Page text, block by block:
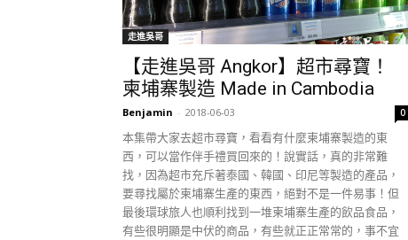
走進吳哥
【走進吳哥 Angkor】超市尋寶！
柬埔寨製造 Made in Cambodia
Benjamin - 2018-06-03 0
本集帶大家去超市尋寶，看看有什麼柬埔寨製造的東
西，可以當作伴手禮買回來的！說實話，真的非常難
找，因為超市充斥著泰國、韓國、印尼等製造的產品，
要尋找屬於柬埔寨生產的東西，絕對不是一件易事！但
最後環球旅人也順利找到一堆柬埔寨生產的飲品食品，
有些很明顯是中伏的商品，有些就正正常常的，事不宜